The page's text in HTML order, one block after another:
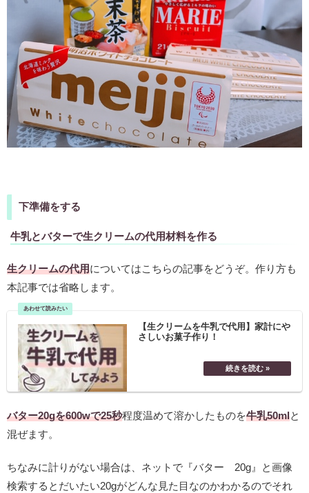
下準備をする
牛乳とバターで生クリームの代用材料を作る
生クリームの代用についてはこちらの記事をどうぞ。作り方も
本記事では省略します。
【生クリームを牛乳で代用】家計にや
さしいお菓子作り！
バター20gを600wで25秒程度温めて溶かしたものを牛乳50mlと
混ぜます。
ちなみに計りがない場合は、ネットで『バター 20g』と画像
検索するとだいたい20gがどんな見た目なのかわかるのでそれ